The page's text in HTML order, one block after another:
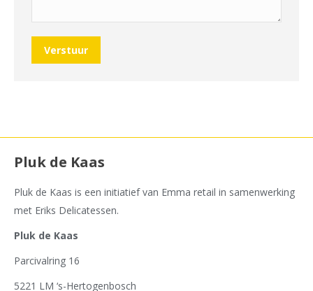
Verstuur
Pluk de Kaas
Pluk de Kaas is een initiatief van Emma retail in samenwerking
met Eriks Delicatessen.
Pluk de Kaas
Parcivalring 16
5221 LM ‘s-Hertogenbosch